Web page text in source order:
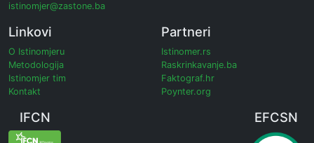
istinomjer@zastone.ba
Linkovi
O Istinomjeru
Metodologija
Istinomjer tim
Kontakt
Partneri
Istinomer.rs
Raskrinkavanje.ba
Faktograf.hr
Poynter.org
IFCN EFCSN